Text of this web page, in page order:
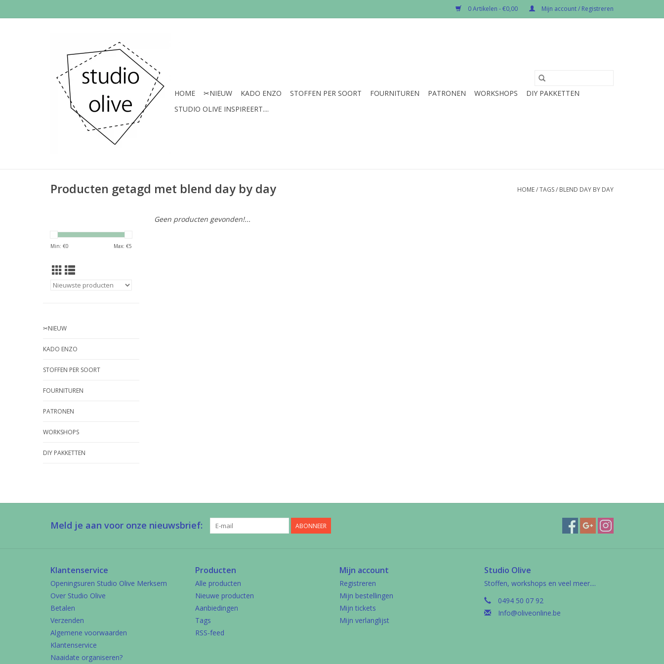
0 Artikelen - €0,00 Mijn account / Registreren
HOME ✂︎NIEUW KADO ENZO STOFFEN PER SOORT FOURNITUREN PATRONEN WORKSHOPS
DIY PAKKETTEN
STUDIO OLIVE INSPIREERT....
Producten getagd met blend day by day HOME/TAGS/ BLEND DAY BY DAY
Min: €0 Max: €5
✂︎NIEUW
KADO ENZO
STOFFEN PER SOORT
FOURNITUREN
PATRONEN
WORKSHOPS
DIY PAKKETTEN
Geen producten gevonden!...
Meld je aan voor onze nieuwsbrief: ABONNEER
Klantenservice
Openingsuren Studio Olive Merksem
Over Studio Olive
Betalen
Verzenden
Algemene voorwaarden
Klantenservice
Naaidate organiseren?
Producten
Alle producten
Nieuwe producten
Aanbiedingen
Tags
RSS-feed
Mijn account
Registreren
Mijn bestellingen
Mijn tickets
Mijn verlanglijst
Studio Olive
Stoffen, workshops en veel meer....
0494 50 07 92
Info@oliveonline.be